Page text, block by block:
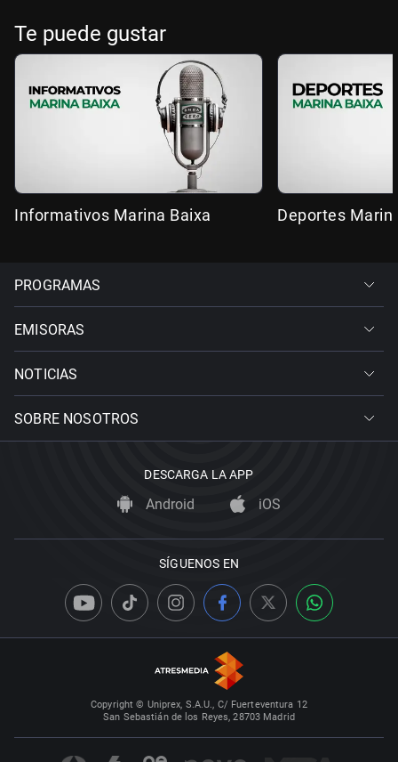
Te puede gustar
Informativos Marina Baixa Deportes
PROGRAMAS
EMISORAS
NOTICIAS
SOBRE NOSOTROS
DESCARGA LA APP
Android iOS
SÍGUENOS EN
Copyright © Uniprex, S.A.U., C/ Fuerteventura 12
San Sebastián de los Reyes, 28703 Madrid